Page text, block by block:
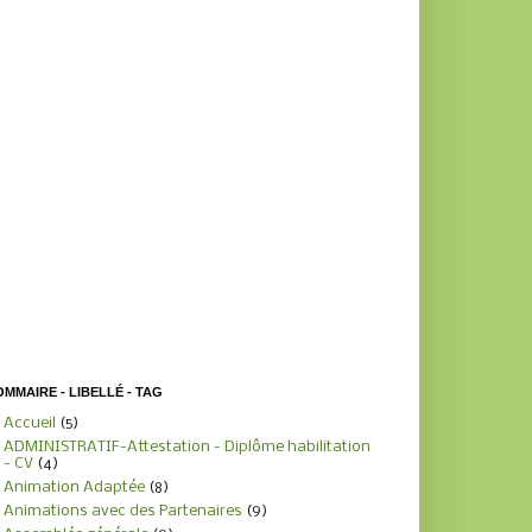
- LIBELLÉ - TAG
Accueil
(5)
ADMINISTRATIF-Attestation - Diplôme habilitation
- CV (4)
Animation Adaptée (8)
Animations avec des Partenaires (9)